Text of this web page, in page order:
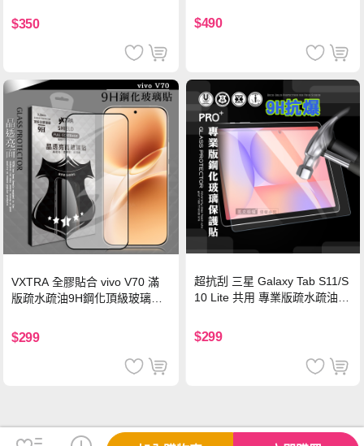
$350
機/平板/筆電
$490
VXTRA 全膠貼合 vivo V70 滿
版疏水疏油9H鋼化頂級玻璃貼
$299
超抗刮 三星 Galaxy Tab S11/S
10 Lite 共用 專業版疏水疏油9
$299